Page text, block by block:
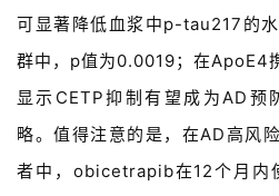
系
我
们
可显著降低血浆中p-tau217的
群中，p值为0.0019；在ApoE4
显示CETP抑制有望成为AD 预
略。值得注意的是，在AD高风
者中，obicetrapib在12个月内